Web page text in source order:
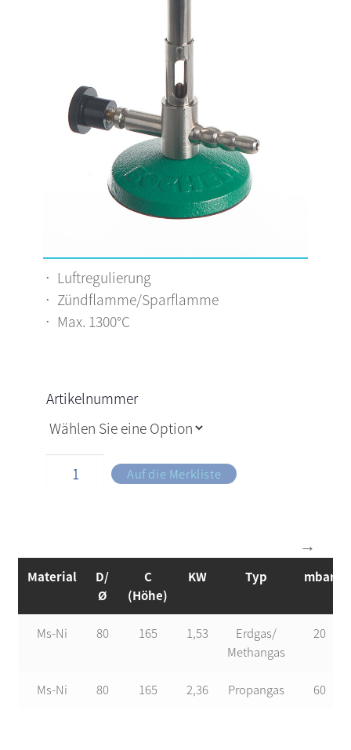
Luftregulierung
Zündflamme/Sparflamme
Max. 1300°C
Artikelnummer
Auf die Merkliste
Material
D/
Ø
C
(Höhe)
KW Typ mbar
Ms-Ni 80 165 1,53
Erdgas/
Methangas
20
Ms-Ni 80 165 2,36 Propangas 60